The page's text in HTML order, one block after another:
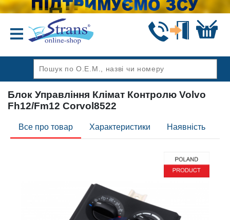
Блок Управління Клімат Контролю Volvo
Fh12/Fm12 Corvol8522
Все про товар Характеристики Наявність